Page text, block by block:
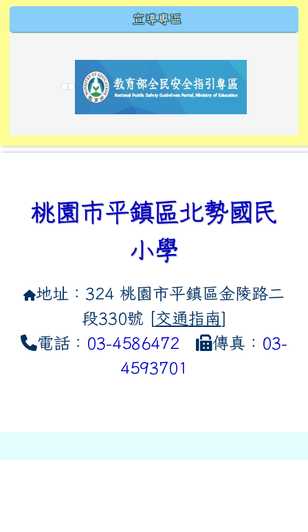
宣導專區
link to https://
link to https://10000.gov.tw/
link to https://
link to https://10000.gov.tw/
link to https://
link to https://
link to https://i.win.org.tw/
link to https://
link to https://
link to https://
link to https://
桃園市平鎮區北勢國民
小學
地址：324 桃園市平鎮區金陵路二
段330號 [交通指南]
電話： 03-4586472 傳真： 03-
4593701